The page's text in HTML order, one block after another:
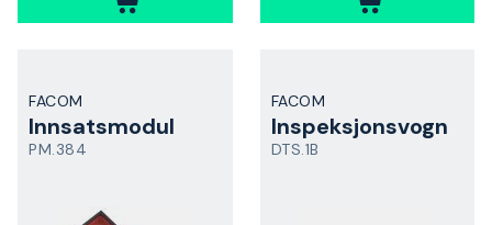
FACOM
Innsatsmodul
PM.384
FACOM
Inspeksjonsvogn
DTS.1B